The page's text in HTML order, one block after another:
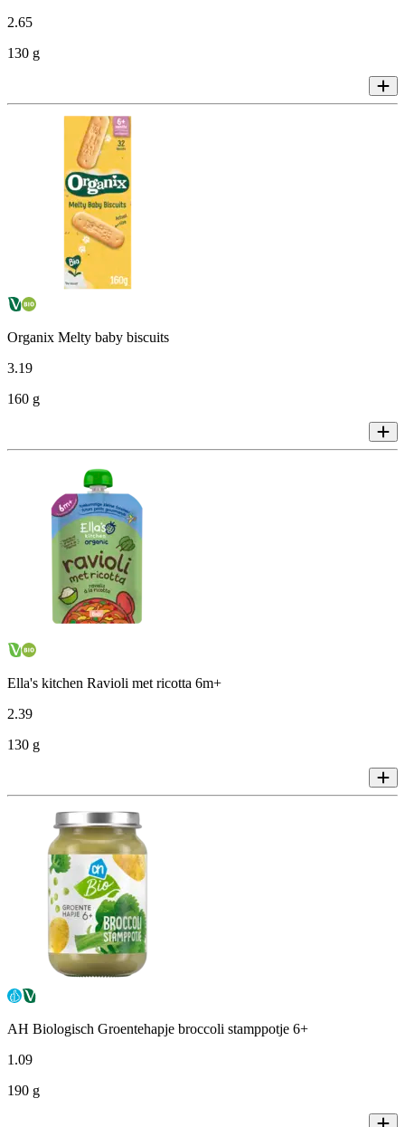
2.65
130 g
Organix Melty baby biscuits
3.19
160 g
Ella's kitchen Ravioli met ricotta 6m+
2.39
130 g
AH Biologisch Groentehapje broccoli stamppotje 6+
1.09
190 g